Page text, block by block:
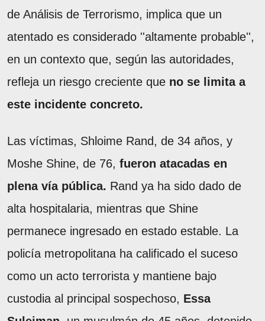
de Análisis de Terrorismo, implica que un
atentado es considerado ''altamente probable'',
en un contexto que, según las autoridades,
refleja un riesgo creciente que no se limita a
este incidente concreto.
Las víctimas, Shloime Rand, de 34 años, y
Moshe Shine, de 76, fueron atacadas en
plena vía pública. Rand ya ha sido dado de
alta hospitalaria, mientras que Shine
permanece ingresado en estado estable. La
policía metropolitana ha calificado el suceso
como un acto terrorista y mantiene bajo
custodia al principal sospechoso, Essa